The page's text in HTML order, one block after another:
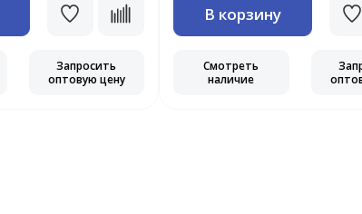
Запросить
оптовую цену
В корзину
Смотреть
наличие